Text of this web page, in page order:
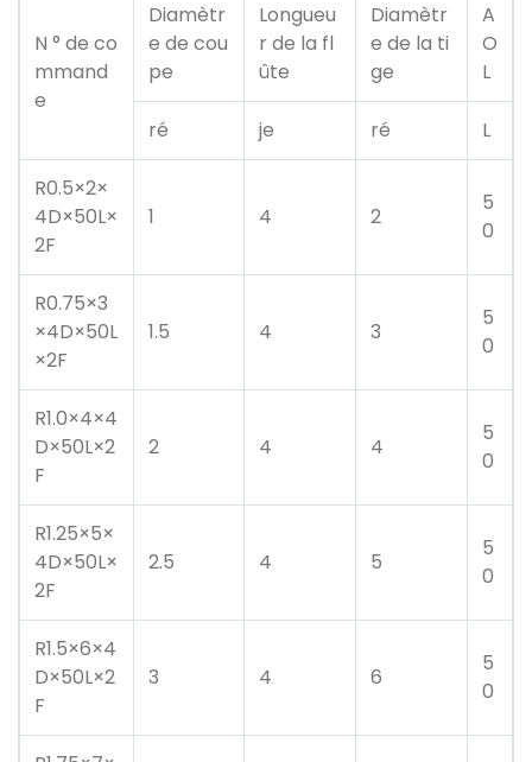
N ° de co
mmand
e
Diamètr
e de cou
pe
Longueu
r de la fl
ûte
Diamètr
e de la ti
ge
A
O
L
ré je ré L
R0.5×2×
4D×50L×
2F
1 4 2
5
0
R0.75×3
×4D×50L
×2F
1.5 4 3
5
0
R1.0×4×4
D×50L×2
F
2 4 4
5
0
R1.25×5×
4D×50L×
2F
2.5 4 5
5
0
R1.5×6×4
D×50L×2
F
3 4 6
5
0